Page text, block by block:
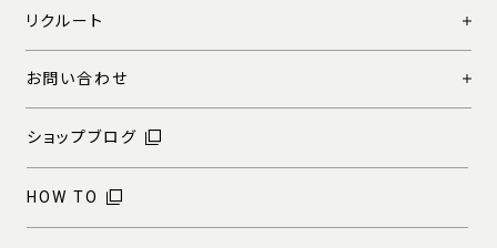
リクルート
お問い合わせ
ショップブログ
HOW TO